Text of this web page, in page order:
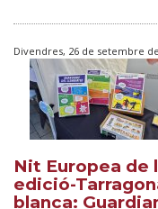
Divendres, 26 de setembre
Nit Europea de
edició-
blanca: